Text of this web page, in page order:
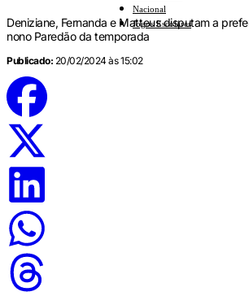
Nacional
Jogos Escolares
Deniziane, Fernanda e Matteus disputam a
nono Paredão da temporada
Publicado: 20/02/2024 às 15:02